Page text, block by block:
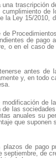
trascripción
Ley 15/
de
o en el caso
antes
y, en
de
las
anuales su
que
de
de